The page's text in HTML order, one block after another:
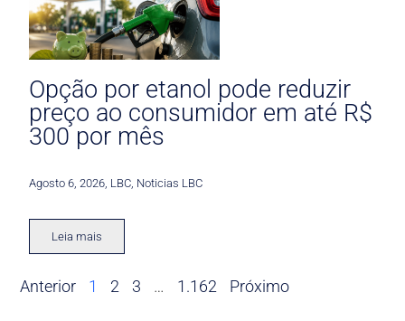
Opção por etanol pode reduzir
preço ao consumidor em até R$
300 por mês
Agosto 6, 2026 LBC Noticias LBC
Leia mais
Anterior 1 2 3 … 1.162 Próximo